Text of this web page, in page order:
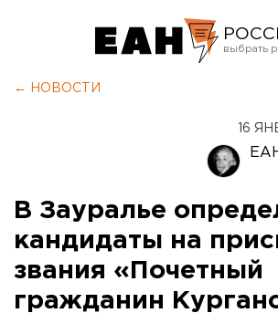
← НОВОСТИ
16
В Зауралье
кандидаты на
звания «Почетный
гражданин